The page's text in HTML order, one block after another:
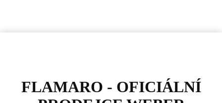
FLAMARO - OFICIÁLNÍ